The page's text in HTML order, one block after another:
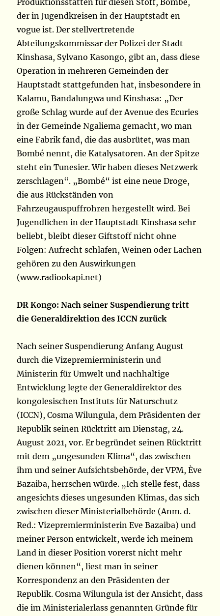
Produktionsstätten für diesen Stoff, Bombé,
der in Jugendkreisen in der Hauptstadt en
vogue ist. Der stellvertretende
Abteilungskommissar der Polizei der Stadt
Kinshasa, Sylvano Kasongo, gibt an, dass diese
Operation in mehreren Gemeinden der
Hauptstadt stattgefunden hat, insbesondere in
Kalamu, Bandalungwa und Kinshasa: „Der
große Schlag wurde auf der Avenue des Ecuries
in der Gemeinde Ngaliema gemacht, wo man
eine Fabrik fand, die das ausbrütet, was man
Bombé nennt, die Katalysatoren. An der Spitze
steht ein Tunesier. Wir haben dieses Netzwerk
zerschlagen“. „Bombé“ ist eine neue Droge,
die aus Rückständen von
Fahrzeugauspuffrohren hergestellt wird. Bei
Jugendlichen in der Hauptstadt Kinshasa sehr
beliebt, bleibt dieser Giftstoff nicht ohne
Folgen: Aufrecht schlafen, Weinen oder Lachen
gehören zu den Auswirkungen
(www.radiookapi.net)
DR Kongo: Nach seiner Suspendierung tritt
die Generaldirektion des ICCN zurück
Nach seiner Suspendierung Anfang August
durch die Vizepremierministerin und
Ministerin für Umwelt und nachhaltige
Entwicklung legte der Generaldirektor des
kongolesischen Instituts für Naturschutz
(ICCN), Cosma Wilungula, dem Präsidenten der
Republik seinen Rücktritt am Dienstag, 24.
August 2021, vor. Er begründet seinen Rücktritt
mit dem „ungesunden Klima“, das zwischen
ihm und seiner Aufsichtsbehörde, der VPM, Ève
Bazaiba, herrschen würde. „Ich stelle fest, dass
angesichts dieses ungesunden Klimas, das sich
zwischen dieser Ministerialbehörde (Anm. d.
Red.: Vizepremierministerin Eve Bazaiba) und
meiner Person entwickelt, werde ich meinem
Land in dieser Position vorerst nicht mehr
dienen können“, liest man in seiner
Korrespondenz an den Präsidenten der
Republik. Cosma Wilungula ist der Ansicht, dass
die im Ministerialerlass genannten Gründe für